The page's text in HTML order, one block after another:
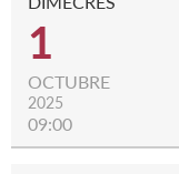
1
OCTUBRE
2025
09:00